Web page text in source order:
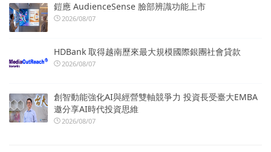
鎧應 AudienceSense 臉部辨識功能上市
2026/08/07
HDBank 取得越南歷來最大規模國際銀團社會貸款
2026/08/07
創智動能強化AI與經營雙軸競爭力 投資長受臺大EMBA
邀分享AI時代投資思維
2026/08/07